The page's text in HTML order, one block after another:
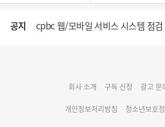
공지 cpbc 웹/모바일 서비스 시스템 점검
명동 미디어큐브 & 1898 미디어월
회사 소개 구독 신청 광고 문
개인정보처리방침 청소년보호